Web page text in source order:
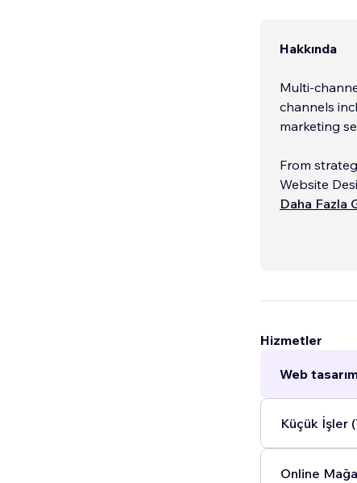
Hakkında
Multi-
channels
marketing
From
Website
Search
Daha Fazla
Hizmetler
Web
Küçük İşler
Online